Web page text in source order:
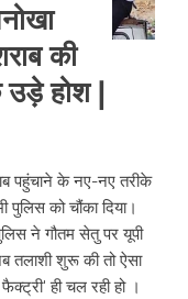
की
उड़े होश |
पहुंचाने के नए-नए तरीके
को चौंका दिया।
ने गौतम सेतु पर यूपी
तलाशी शुरू की तो ऐसा
फैक्ट्री' ही चल रही हो ।